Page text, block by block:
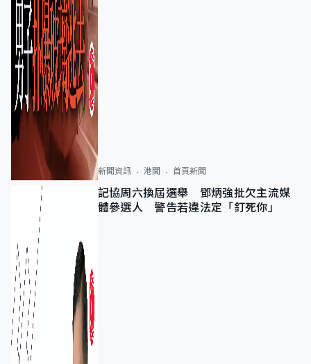
新聞資訊 港聞 首頁新聞
記協周六換屆選舉 鄧炳強批欠主流媒
體參選人 警告若違法定「釘死你」